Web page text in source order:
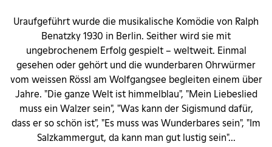
Uraufgeführt wurde die musikalische Komödie von Ralph
Benatzky 1930 in Berlin. Seither wird sie mit
ungebrochenem Erfolg gespielt – weltweit. Einmal
gesehen oder gehört und die wunderbaren Ohrwürmer
vom weissen Rössl am Wolfgangsee begleiten einem über
Jahre. "Die ganze Welt ist himmelblau", "Mein Liebeslied
muss ein Walzer sein", "Was kann der Sigismund dafür,
dass er so schön ist", "Es muss was Wunderbares sein", "Im
Salzkammergut, da kann man gut lustig sein"...